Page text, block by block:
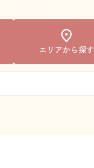
エリアから探す